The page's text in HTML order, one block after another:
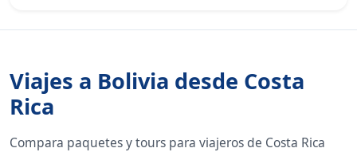
Viajes a Bolivia desde Costa
Rica
Compara paquetes y tours para viajeros de Costa Rica